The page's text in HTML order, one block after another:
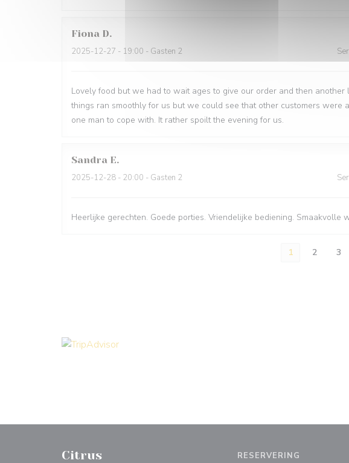
Fiona D
2025-12-27 - 19:00 - Gasten 2
Lovely food but we had to wait ages to give our order and then
things ran smoothly for us but we could see that other customers
one man to cope with. It rather spoilt the evening for us.
Sandra E
2025-12-28 - 20:00 - Gasten 2
Heerlijke gerechten. Goede porties. Vriendelijke bediening. Smaakvolle
1 2 3
Citrus RESERVERING